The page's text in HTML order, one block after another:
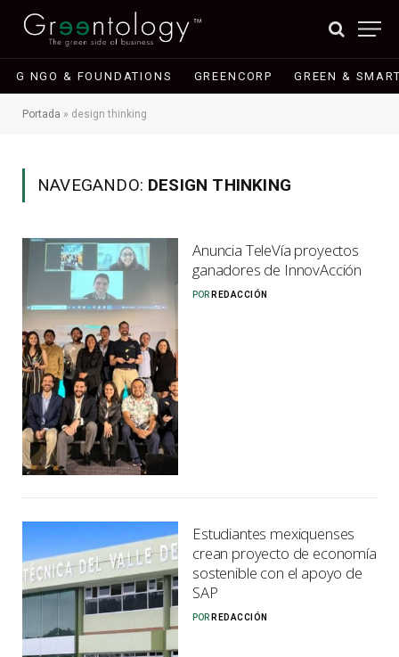
G NGO & FOUNDATIONS GREENCORP GREEN &
Portada » design thinking
NAVEGANDO: DESIGN THINKING
Anuncia TeleVía proyectos
ganadores de InnovAcción
POR REDACCIÓN
Estudiantes mexiquenses
crean proyecto de economía
sostenible con el apoyo de
SAP
POR REDACCIÓN